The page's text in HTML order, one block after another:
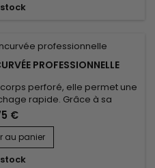
stock
PROFESSIONNELLE
perforé, elle permet une
rapide. Grâce à sa
naturels et de nylon, la
incurvée démêle et lisse
une bonne répartition
aux extrémités des
€
au panier
stock